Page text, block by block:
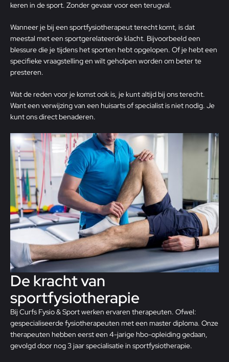
keren in de sport. Zonder gevaar voor een terugval.
Wanneer je bij een sportfysiotherapeut terecht komt, is dat
meestal met een sportgerelateerde klacht. Bijvoorbeeld een
blessure die je tijdens het sporten hebt opgelopen. Of je hebt een
specifieke vraagstelling en wilt geholpen worden om beter te
presteren.
Wat de reden voor je komst ook is, je kunt altijd bij ons terecht.
Want een verwijzing van een huisarts of specialist is niet nodig. Je
kunt ons direct benaderen.
De kracht van
sportfysiotherapie
Bij Curfs Fysio & Sport werken ervaren therapeuten. Ofwel:
gespecialiseerde fysiotherapeuten met een master diploma. Onze
therapeuten hebben eerst een 4-jarige hbo-opleidinggedaan,
gevolgd door nog 3 jaar specialisatie in sportfysiotherapie.